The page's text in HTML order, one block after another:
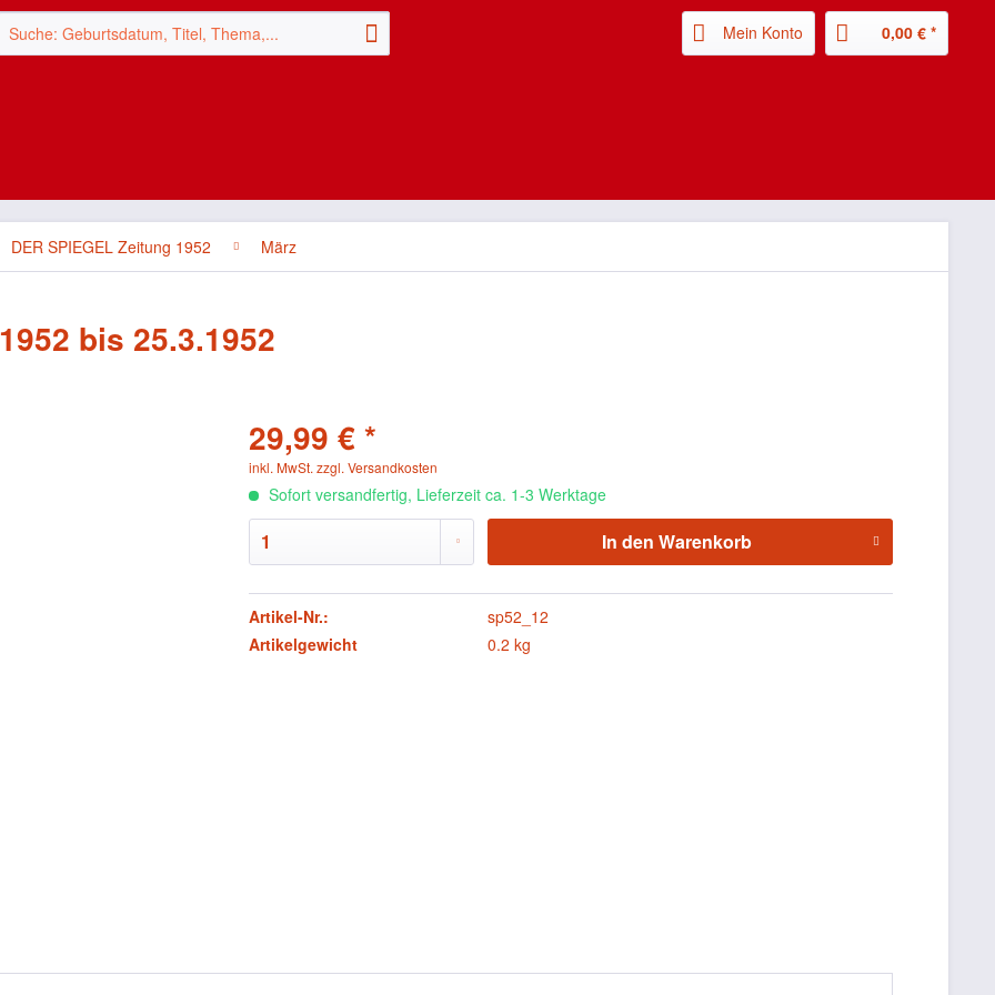
Mein Konto 0,00 € *
DER SPIEGEL Zeitung 1952 März
bis 25.3.1952
29,99 € *
inkl. MwSt. zzgl. Versandkosten
Sofort versandfertig, Lieferzeit ca. 1-3 Werktage
In den Warenkorb
Artikel-Nr.:
sp52_12
Artikelgewicht
0.2 kg